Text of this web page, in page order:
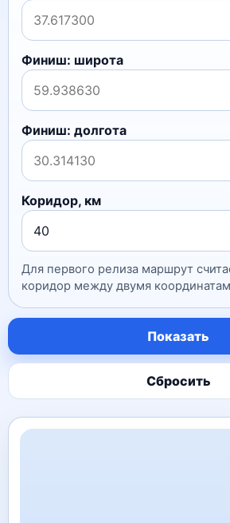
Финиш: широта
Финиш: долгота
Коридор, км
Для первого релиза маршрут
коридор между двумя
Показать
Сбросить